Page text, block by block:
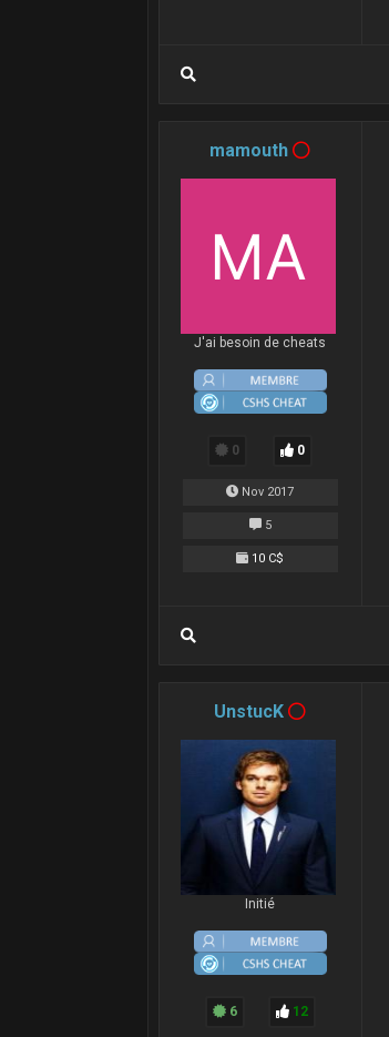
mamouth
J'ai besoin de cheats
0 0
Nov 2017
5
10 C$
UnstucK
Initié
6 12